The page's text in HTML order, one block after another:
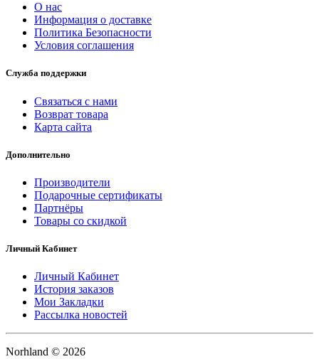
О нас
Информация о доставке
Политика Безопасности
Условия соглашения
Служба поддержки
Связаться с нами
Возврат товара
Карта сайта
Дополнительно
Производители
Подарочные сертификаты
Партнёры
Товары со скидкой
Личный Кабинет
Личный Кабинет
История заказов
Мои Закладки
Рассылка новостей
Norhland © 2026